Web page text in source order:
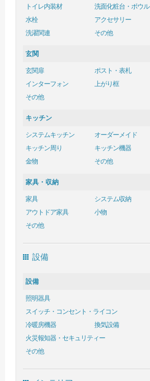
トイレ内装材
洗面化粧台・ボウル
水栓
アクセサリー
洗濯関連
その他
玄関
玄関扉
ポスト・表札
インターフォン
上がり框
その他
キッチン
システムキッチン
オーダーメイド
キッチン周り
キッチン機器
金物
その他
家具・収納
家具
システム収納
アウトドア家具
小物
その他
設備
設備
照明器具
スイッチ・コンセント・ライコン
冷暖房機器
換気設備
火災報知器・セキュリティー
その他